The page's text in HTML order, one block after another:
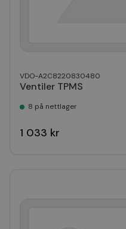
VDO-A2C8220830480
Ventiler TPMS
8 på nettlager
1 033 kr